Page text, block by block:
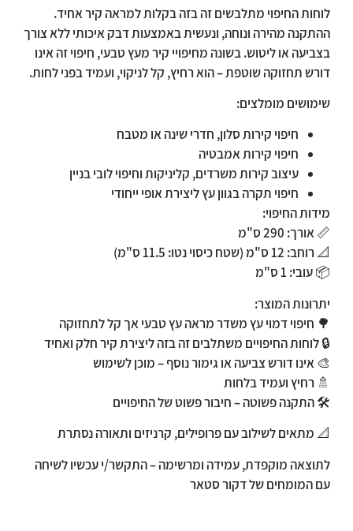
לוחות החיפוי מתלבשים זה בזה בקלות למראה קיר אחיד.
ההתקנה מהירה ונוחה, ונעשית באמצעות דבק איכותי ללא צורך
בצביעה או ליטוש. בשונה מחיפויי קיר מעץ טבעי, חיפוי זה אינו
דורש תחזוקה שוטפת – הוא רחיץ, קל לניקוי, ועמיד בפני לחות.
שימושים מומלצים:
חיפוי קירות סלון, חדרי שינה או מטבח
חיפוי קירות אמבטיה
עיצוב קירות משרדים, קליניקות וחיפוי לובי בניין
חיפוי תקרה בגוון עץ ליצירת אופי ייחודי
מידות החיפוי:
📏אורך:
📐 רוחב:
📦עובי:
יתרונות המוצר:
🌳 חיפוי דמוי עץ משדר מראה עץ טבעי אך קל לתחזוקה
🔒 לוחות החיפויים משתלבים זה בזה ליצירת קיר חלק ואחיד
🎨 אינו דורש צביעה או גימור נוסף – מוכן לשימוש
🚿 רחיץ ועמיד בלחות
🛠️ התקנה פשוטה – חיבור פשוט של החיפויים
📐 מתאים לשילוב עם פרופילים, קרניזים ותאורה נסתרת
לתוצאה מוקפדת, עמידה ומרשימה – התקשר/י עכשיו לשיחה
עם המומחים של דקור סטאר